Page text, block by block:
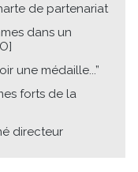
de partenariat
dans un
une médaille...”
forts de la
directeur